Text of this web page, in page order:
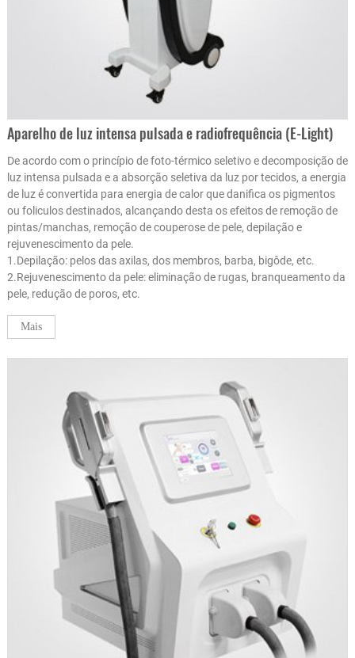
Aparelho de luz intensa pulsada e radiofrequência (E-Light)
De acordo com o princípio de foto-térmico seletivo e decomposição de
luz intensa pulsada e a absorção seletiva da luz por tecidos, a energia
de luz é convertida para energia de calor que danifica os pigmentos
ou foliculos destinados, alcançando desta os efeitos de remoção de
pintas/manchas, remoção de couperose de pele, depilação e
rejuvenescimento da pele.
1.Depilação: pelos das axilas, dos membros, barba, bigôde, etc.
2.Rejuvenescimento da pele: eliminação de rugas, branqueamento da
pele, redução de poros, etc.
Mais